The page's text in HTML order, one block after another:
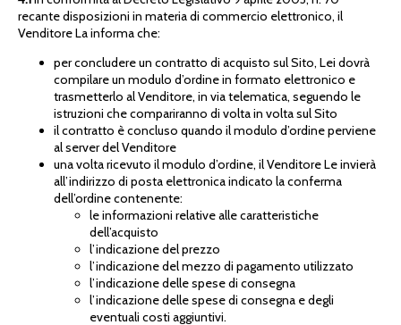
recante disposizioni in materia di commercio elettronico, il
Venditore La informa che:
per concludere un contratto di acquisto sul Sito, Lei dovrà
compilare un modulo d’ordine in formato elettronico e
trasmetterlo al Venditore, in via telematica, seguendo le
istruzioni che compariranno di volta in volta sul Sito
il contratto è concluso quando il modulo d’ordine perviene
al server del Venditore
una volta ricevuto il modulo d’ordine, il Venditore Le invierà
all’indirizzo di posta elettronica indicato la conferma
dell’ordine contenente:
le informazioni relative alle caratteristiche
dell’acquisto
l’indicazione del prezzo
l’indicazione del mezzo di pagamento utilizzato
l’indicazione delle spese di consegna
l’indicazione delle spese di consegna e degli
eventuali costi aggiuntivi.